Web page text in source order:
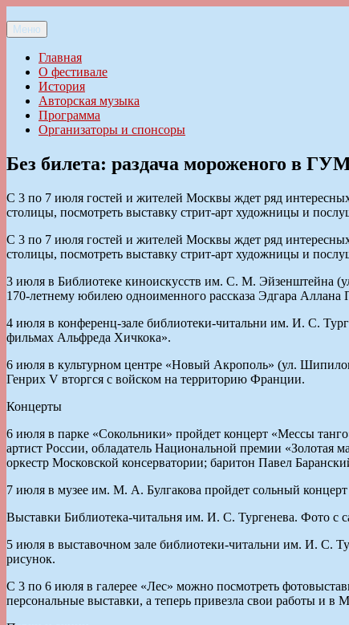
к
содержимому
Ильменский фестиваль авторской песни
Меню
Главная
О фестивале
История
Авторская музыка
Программа
Организаторы и спонсоры
Без билета: раздача мороженого в
С 3 по 7 июля гостей и жителей Москвы ждет ряд
столицы, посмотреть выставку стрит-арт художницы и
С 3 по 7 июля гостей и жителей Москвы ждет ряд
столицы, посмотреть выставку стрит-арт художницы и
3 июля в Библиотеке киноискусств им. С. М. Эйзенштейна
170-летнему юбилею одноименного рассказа Эдгара
4 июля в конференц-зале библиотеки-читальни им. И. С.
фильмах Альфреда Хичкока».
6 июля в культурном центре «Новый Акрополь» (ул.
Генрих V вторгся с войском на территорию Франции.
Концерты
6 июля в парке «Сокольники» пройдет концерт «Мессы
артист России, обладатель Национальной премии
оркестр Московской консерватории; баритон Павел
7 июля в музее им. М. А. Булгакова пройдет сольный
Выставки Библиотека-читальня им. И. С. Тургенева. Фото с
5 июля в выставочном зале библиотеки-читальни им. И. С.
рисунок.
С 3 по 6 июля в галерее «Лес» можно посмотреть
персональные выставки, а теперь привезла свои работы и в